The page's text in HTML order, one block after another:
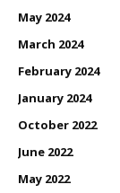
May 2024
March 2024
February 2024
January 2024
October 2022
June 2022
May 2022